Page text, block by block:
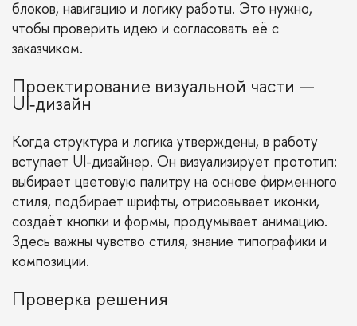
блоков, навигацию и логику работы. Это нужно,
чтобы проверить идею и согласовать её с
заказчиком.
Проектирование визуальной части —
UI‑дизайн
Когда структура и логика утверждены, в работу
вступает UI-дизайнер. Он визуализирует прототип:
выбирает цветовую палитру на основе фирменного
стиля, подбирает шрифты, отрисовывает иконки,
создаёт кнопки и формы, продумывает анимацию.
Здесь важны чувство стиля, знание типографики и
композиции.
Проверка решения